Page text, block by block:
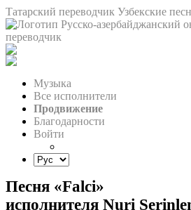
Татарский переводчик Узбекские
Музыка
Все исполнители
Продвижение
Благодарности
Войти
Песня «Falci»
исполнителя Nuri